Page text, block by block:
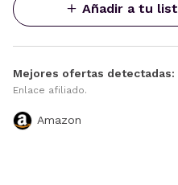
Añadir a tu
Mejores ofertas detectadas:
Enlace afiliado.
Amazon